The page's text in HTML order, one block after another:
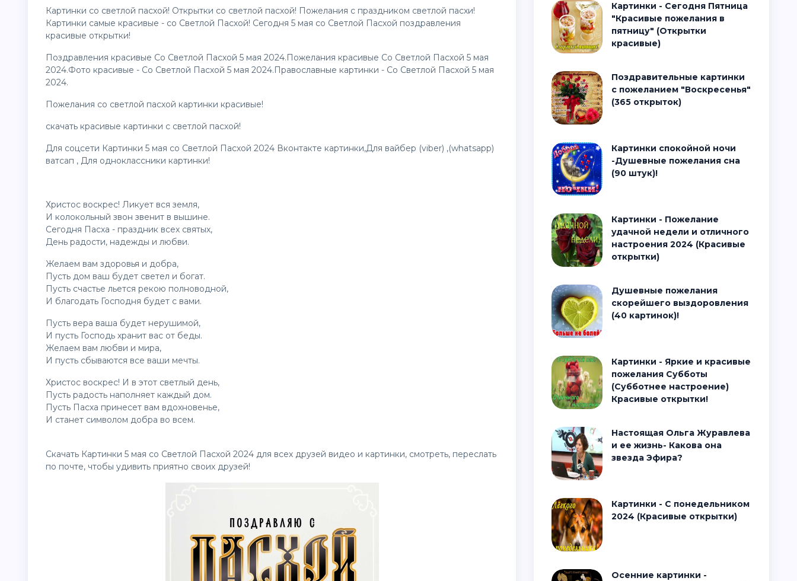
Картинки со светлой пасхой! Открытки со светлой пасхой! Пожелания с праздником светлой пасхи!
Картинки самые красивые - со Светлой Пасхой! Сегодня 5 мая со Светлой Пасхой поздравления
красивые открытки!
Поздравления красивые Со Светлой Пасхой 5 мая 2024.Пожелания красивые Со Светлой Пасхой 5 мая
2024.Фото красивые - Со Светлой Пасхой 5 мая 2024.Православные картинки - Со Светлой Пасхой 5 мая
2024.
Пожелания со светлой пасхой картинки красивые!
скачать красивые картинки с светлой пасхой!
Для соцсети Картинки 5 мая со Светлой Пасхой 2024 Вконтакте картинки,Для вайбер (viber) ,(whatsapp)
ватсап , Для одноклассники картинки!
Христос воскрес! Ликует вся земля,
И колокольный звон звенит в вышине.
Сегодня Пасха - праздник всех святых,
День радости, надежды и любви.
Желаем вам здоровья и добра,
Пусть дом ваш будет светел и богат.
Пусть счастье льется рекою полноводной,
И благодать Господня будет с вами.
Пусть вера ваша будет нерушимой,
И пусть Господь хранит вас от беды.
Желаем вам любви и мира,
И пусть сбываются все ваши мечты.
Христос воскрес! И в этот светлый день,
Пусть радость наполняет каждый дом.
Пусть Пасха принесет вам вдохновенье,
И станет символом добра во всем.
Скачать Картинки 5 мая со Светлой Пасхой 2024 для всех друзей видео и картинки, смотреть, переслать
по почте, чтобы удивить приятно своих друзей!
Картинки - Сегодня Пятница
"Красивые пожелания в
пятницу" (Открытки
красивые)
Поздравительные картинки
с пожеланием "Воскресенья"
(365 открыток)
Картинки спокойной ночи
-Душевные пожелания сна
(90 штук)!
Картинки - Пожелание
удачной недели и отличного
настроения 2024 (Красивые
открытки)
Душевные пожелания
скорейшего выздоровления
(40 картинок)!
Картинки - Яркие и красивые
пожелания Субботы
(Субботнее настроение)
Красивые открытки!
Настоящая Ольга Журавлева
и ее жизнь- Какова она
звезда Эфира?
Картинки - С понедельником
2024 (Красивые открытки)
Осенние картинки -